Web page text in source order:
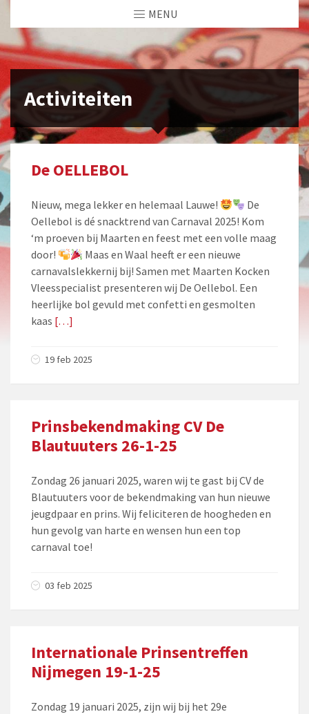
MENU
Activiteiten
De OELLEBOL
Nieuw, mega lekker en helemaal Lauwe!
De
Oellebol is dé snacktrend van Carnaval 2025! Kom
‘m proeven bij Maarten en feest met een volle maag
door!
Maas en Waal heeft er een nieuwe
carnavalslekkernij bij! Samen met Maarten Kocken
Vleesspecialist presenteren wij De Oellebol. Een
heerlijke bol gevuld met confetti en gesmolten
kaas […]
19 feb 2025
Prinsbekendmaking CV De
Blautuuters 26-1-25
Zondag 26 januari 2025, waren wij te gast bij CV de
Blautuuters voor de bekendmaking van hun nieuwe
jeugdpaar en prins. Wij feliciteren de hoogheden en
hun gevolg van harte en wensen hun een top
carnaval toe!
03 feb 2025
Internationale Prinsentreffen
Nijmegen 19-1-25
Zondag 19 januari 2025, zijn wij bij het 29e